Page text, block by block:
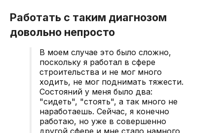
Работать с таким диагнозом
довольно непросто
В моем случае это было сложно,
поскольку я работал в сфере
строительства и не мог много
ходить, не мог поднимать тяжести.
Состояний у меня было два:
"сидеть", "стоять", а так много не
наработаешь. Сейчас, я конечно
работаю, но уже в совершенно